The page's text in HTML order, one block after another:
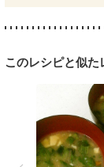
妊婦健診・血圧
貧血対策
ニキビ
このレシピと似た